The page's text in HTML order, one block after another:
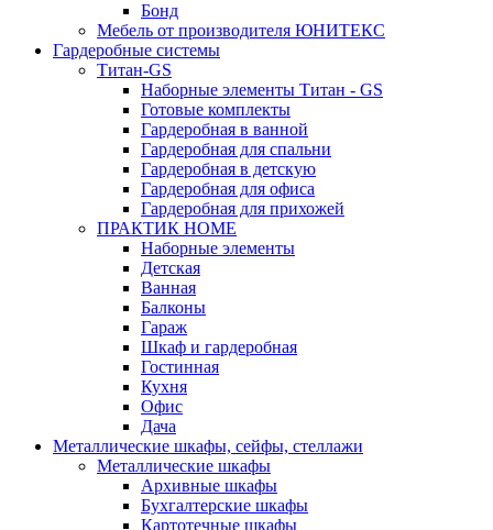
Бонд
Мебель от производителя ЮНИТЕКС
Гардеробные системы
Титан-GS
Наборные элементы Титан - GS
Готовые комплекты
Гардеробная в ванной
Гардеробная для спальни
Гардеробная в детскую
Гардеробная для офиса
Гардеробная для прихожей
ПРАКТИК HOME
Наборные элементы
Детская
Ванная
Балконы
Гараж
Шкаф и гардеробная
Гостинная
Кухня
Офис
Дача
Металлические шкафы, сейфы, стеллажи
Металлические шкафы
Архивные шкафы
Бухгалтерские шкафы
Картотечные шкафы